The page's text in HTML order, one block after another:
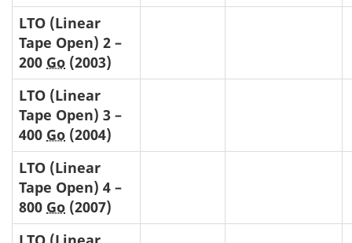
LTO (Linear
Tape Open) 2 –
200 Go (2003)
LTO (Linear
Tape Open) 3 –
400 Go (2004)
LTO (Linear
Tape Open) 4 –
800 Go (2007)